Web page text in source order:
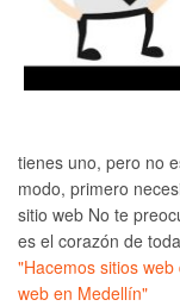
tienes uno, pero no
modo, primero
sitio web No te
es el corazón de
"Hacemos sitios
web en Medellín"